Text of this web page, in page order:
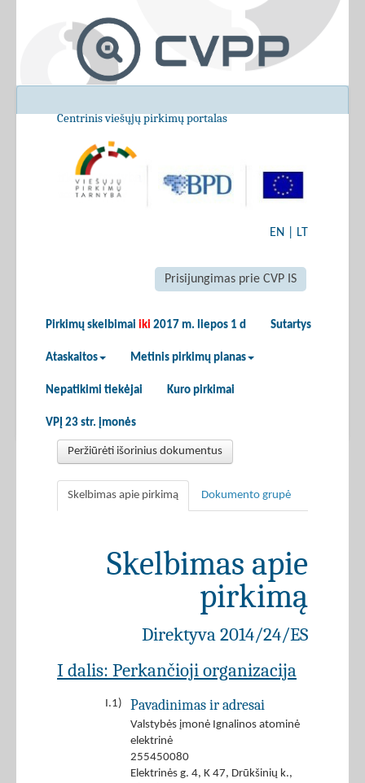
Centrinis viešųjų pirkimų portalas
EN LT
Prisijungimas prie CVP IS
Pirkimų skelbimai iki 2017 m. liepos 1 d Sutartys
Ataskaitos Metinis pirkimų planas
Nepatikimi tiekėjai Kuro pirkimai
VPĮ 23 str. įmonės
Peržiūrėti išorinius dokumentus
Skelbimas apie pirkimą Dokumento grupė
Skelbimas apie
pirkimą
Direktyva 2014/24/ES
I dalis: Perkančioji organizacija
I.1) Pavadinimas ir adresai
Valstybės įmonė Ignalinos atominė
elektrinė
255450080
Elektrinės g. 4, K 47, Drūkšinių k.,